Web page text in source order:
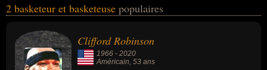
domaines du basket-ball, du sport ou du sport collectif. Ces
leurs nationalités au moment de leurs morts, ils peuvent avoir été
américain par exemple.
2 basketeur et basketeuse populaires
Clifford Robinson
1966 - 2020
Américain, 53 ans